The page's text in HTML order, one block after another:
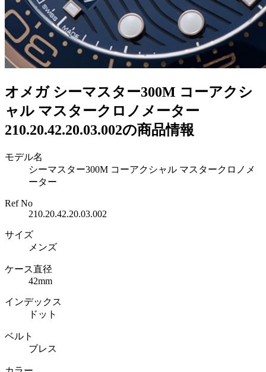
オメガ シーマスター300M コーアクシ
ャル マスタークロノメーター
210.20.42.20.03.002の商品情報
モデル名
シーマスター300M コーアクシャル マスタークロノメ
ーター
Ref No
210.20.42.20.03.002
サイズ
メンズ
ケース直径
42mm
インデックス
ドット
ベルト
ブレス